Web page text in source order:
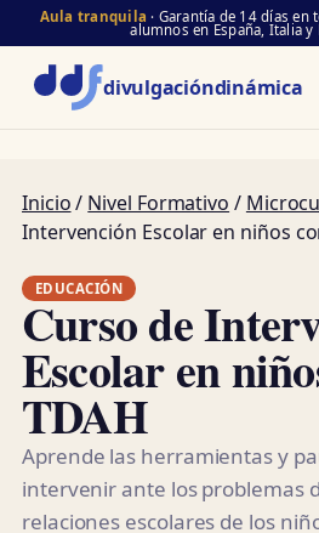
Aula tranquila · Garantía de 14 días
alumnos en España, Italia
divulgacióndinámica
Inicio/ Nivel Formativo /
Intervención Escolar en niños
EDUCACIÓN
Curso de
Escolar en
TDAH
Aprende las herramientas y
intervenir ante los problemas
relaciones escolares de los